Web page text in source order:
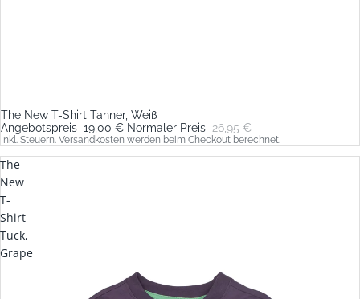
Sale
The New T-Shirt Tanner, Weiß
Angebotspreis 19,00 € Normaler Preis 26,95 €
Inkl. Steuern. Versandkosten werden beim Checkout berechnet.
The
New
T-
Shirt
Tuck,
Grape